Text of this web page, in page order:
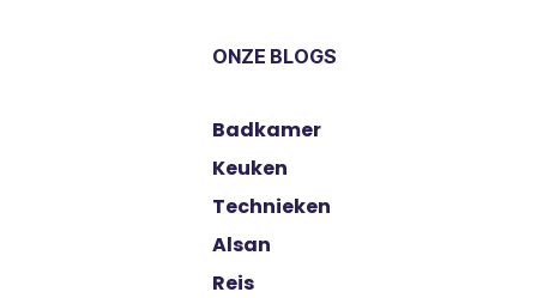
ONZE BLOGS
​Badkamer
​Keuken
​Technieken
​Alsan
Reis